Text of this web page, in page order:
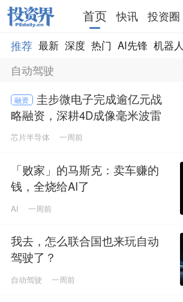
首页 快讯 投资圈
推荐 最新 深度 热门 AI先锋 机器人
自动驾驶
融资
圭步微电子完成逾亿元战
略融资，深耕4D成像毫米波雷
达芯片赛道
芯片半导体 一周前
「败家」的马斯克：卖车赚的
钱，全烧给AI了
AI 一周前
我去，怎么联合国也来玩自动
驾驶了？
自动驾驶 一周前